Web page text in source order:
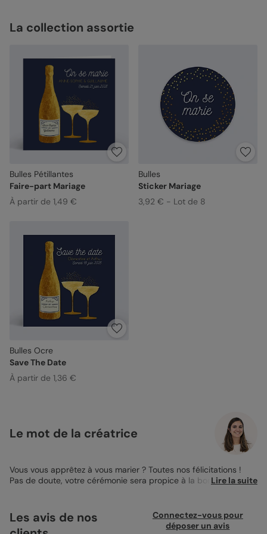
La collection assortie
Bulles Pétillantes
Faire-part Mariage
À partir de 1,49 €
Bulles
Sticker Mariage
3,92 € - Lot de 8
Bulles Ocre
Save The Date
À partir de 1,36 €
Le mot de la créatrice
Vous vous apprêtez à vous marier ? Toutes nos félicitations !
Pas de doute, votre cérémonie sera propice à la bonne humeur
Pétillantes est idéal, notamment avec son format carré de
14x14 cm. Très sobre et chic de par ses tons bleu marine et
Lire la suite
Les avis de nos
Connectez-vous pour
déposer un avis